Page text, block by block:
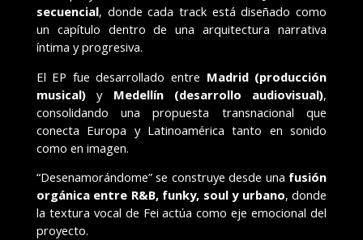
secuencial, donde cada track está diseñado como
un capítulo dentro de una arquitectura narrativa
íntima y progresiva.
El EP fue desarrollado entre Madrid (producción
musical)y Medellín (desarrollo audiovisual),
consolidando una propuesta transnacional que
conecta Europa y Latinoamérica tanto en sonido
como en imagen.
“Desenamorándome” se construye desde una fusión
orgánica entre R&B, funky, soul y urbano, donde
la textura vocal de Fei actúa como eje emocional del
proyecto.